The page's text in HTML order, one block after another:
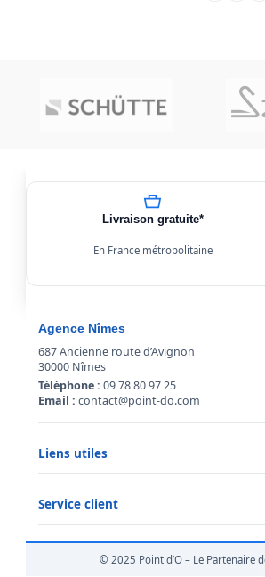
Livraison gratuite*
En France métropolitaine
Agence Nîmes
687 Ancienne route d’Avignon
30000 Nîmes
Téléphone : 09 78 80 97 25
Email : contact@point-do.com
Liens utiles
Conditions générales de vente
Mentions légales
Service client
Informations livraison© 2025 Point d’O – Le Partenaire